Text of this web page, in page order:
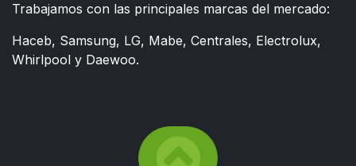
Trabajamos con las principales marcas del mercado:
Haceb, Samsung, LG, Mabe, Centrales, Electrolux,
Whirlpool y Daewoo.